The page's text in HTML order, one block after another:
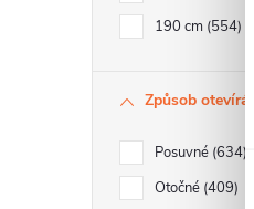
190 cm 554
Způsob otevírání
Posuvné 634
Otočné 409